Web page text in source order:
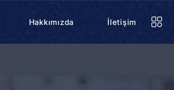
Hakkımızda İletişim